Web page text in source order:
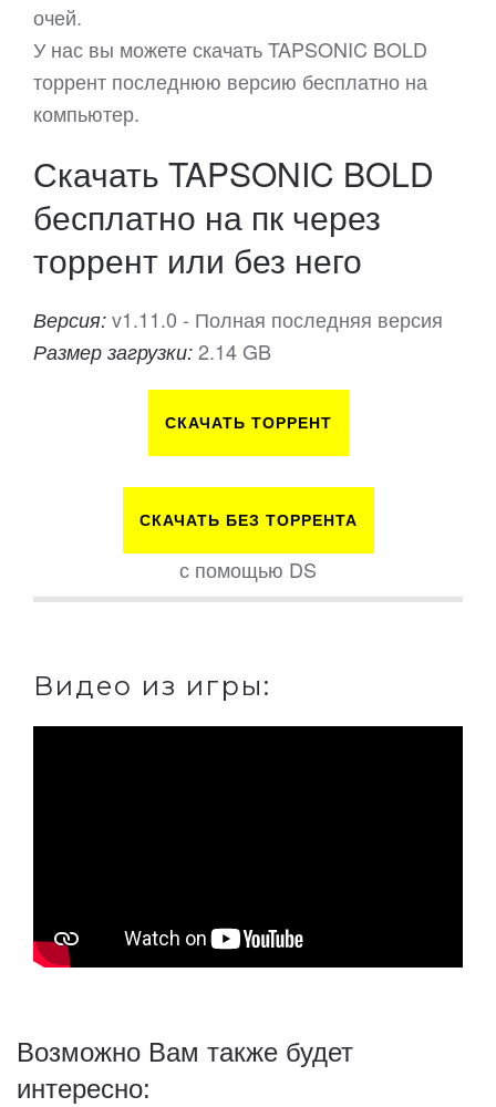
очей.
У нас вы можете скачать TAPSONIC BOLD
торрент последнюю версию бесплатно на
компьютер.
Скачать TAPSONIC BOLD
бесплатно на пк через
торрент или без него
Версия: v1.11.0 - Полная последняя версия
Размер загрузки: 2.14 GB
СКАЧАТЬ ТОРРЕНТ
СКАЧАТЬ БЕЗ ТОРРЕНТА
с помощью DS
Видео из игры:
Возможно Вам также будет
интересно: